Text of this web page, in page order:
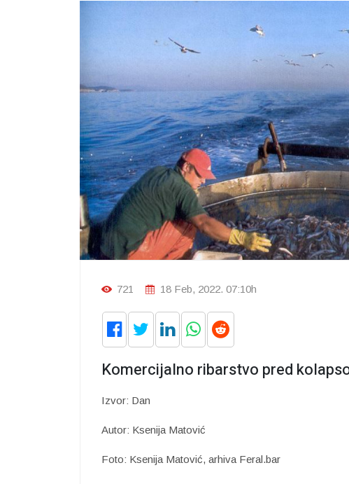
721 18 Feb, 2022. 07:10h
Komercijalno ribarstvo pred
Izvor: Dan
Autor: Ksenija Matović
Foto: Ksenija Matović, arhiva Feral.bar